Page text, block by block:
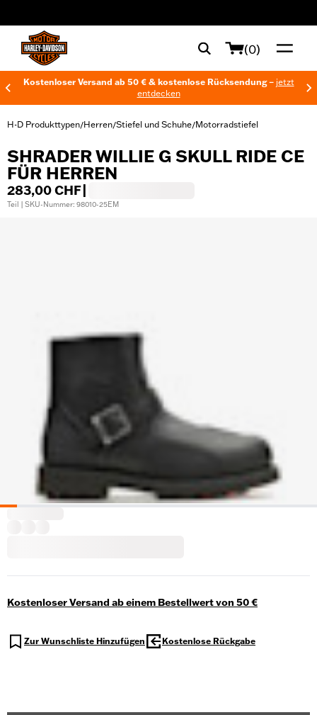
(0)
Kostenloser Versand ab 50 € & kostenlose Rücksendung – jetzt
entdecken
H-D Produkttypen/Herren/Stiefel und Schuhe/Motorradstiefel
SHRADER WILLIE G SKULL RIDE CE
FÜR HERREN
283,00 CHF
Teil | SKU-Nummer: 98010-25EM
Kostenloser Versand ab einem Bestellwert von 50 €
Zur Wunschliste Hinzufügen Kostenlose Rückgabe